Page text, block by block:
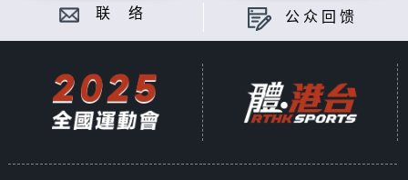
联 络 公众回馈